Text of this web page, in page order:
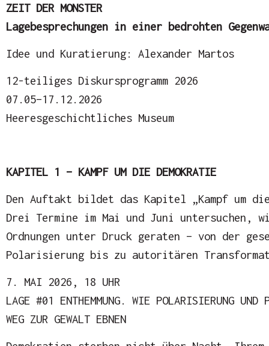
ZEIT DER MONSTER
Lagebesprechungen in einer bedrohten
Idee und Kuratierung: Alexander Martos
12-teiliges Diskursprogramm 2026
07.05–17.12.2026
Heeresgeschichtliches Museum
KAPITEL 1 – KAMPF UM DIE DEMOKRATIE
Den Auftakt bildet das Kapitel „Kampf um
Drei Termine im Mai und Juni untersuchen,
Ordnungen unter Druck geraten – von der
Polarisierung bis zu autoritären
7. MAI 2026, 18 UHR
LAGE #01 ENTHEMMUNG. WIE POLARISIERUNG UND
WEG ZUR GEWALT EBNEN